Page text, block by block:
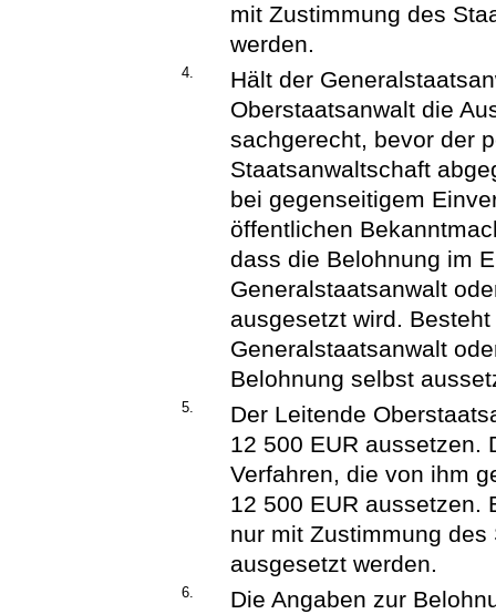
mit Zustimmung des
werden.
4.
Hält der
Oberstaatsanwalt die
sachgerecht, bevor der
Staatsanwaltschaft
bei gegenseitigem
öffentlichen
dass die Belohnung im
Generalstaatsanwalt
ausgesetzt wird.
Generalstaatsanwalt
Belohnung selbst
5.
Der Leitende
12 500 EUR aussetzen.
Verfahren, die von ihm
12 500 EUR aussetzen.
nur mit Zustimmung
ausgesetzt werden.
6.
Die Angaben zur